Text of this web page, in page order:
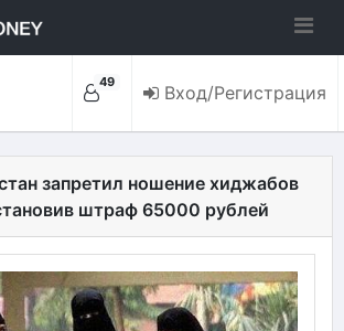
49 Вход/Регистрация
запретил ношение хиджабов
штраф 65000 рублей